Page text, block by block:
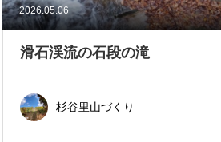
2026.05.06
滑石渓流の石段の滝
杉谷里山づくり